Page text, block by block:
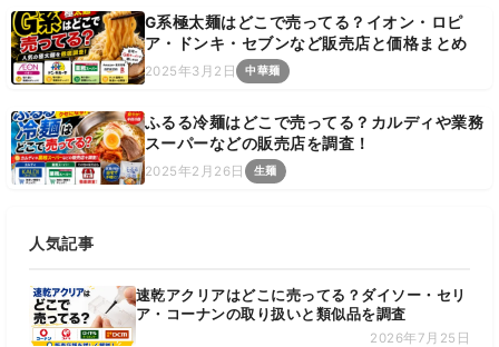
G系極太麺はどこで売ってる？イオン・ロピ
ア・ドンキ・セブンなど販売店と価格まとめ
2025年3月2日 中華麺
ふるる冷麺はどこで売ってる？カルディや業務
スーパーなどの販売店を調査！
2025年2月26日 生麺
人気記事
速乾アクリアはどこに売ってる？ダイソー・セリ
ア・コーナンの取り扱いと類似品を調査
2026年7月25日